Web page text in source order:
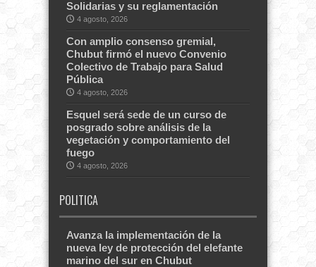
Solidarias y su reglamentación
4 agosto, 2026
Con amplio consenso gremial,
Chubut firmó el nuevo Convenio
Colectivo de Trabajo para Salud
Pública
4 agosto, 2026
Esquel será sede de un curso de
posgrado sobre análisis de la
vegetación y comportamiento del
fuego
4 agosto, 2026
POLITICA
Avanza la implementación de la
nueva ley de protección del elefante
marino del sur en Chubut